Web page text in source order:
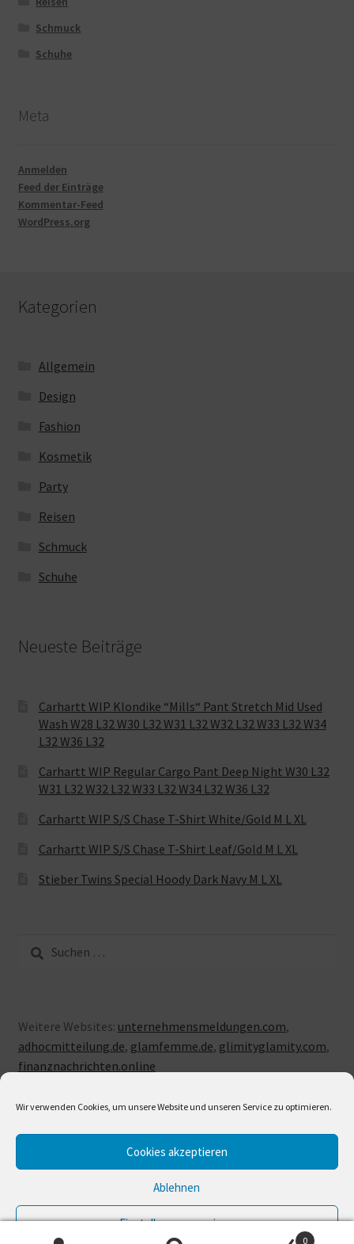
Wir verwenden Cookies, um unsere Website und unseren Service zu optimieren.
Cookies akzeptieren
Ablehnen
Einstellungen anzeigen
Schmuck
Schuhe
Meta
Anmelden
Feed der Einträge
Kommentar-Feed
WordPress.org
Kategorien
Allgemein
Design
Fashion
Kosmetik
Party
Reisen
Schmuck
Schuhe
Neueste Beiträge
Carhartt WIP Klondike “Mills“ Pant Stretch Mid Used
Wash W28 L32 W30 L32 W31 L32 W32 L32 W33 L32 W34
L32 W36 L32
Carhartt WIP Regular Cargo Pant Deep Night W30 L32
W31 L32 W32 L32 W33 L32 W34 L32 W36 L32
Carhartt WIP S/S Chase T-Shirt White/Gold M L XL
Carhartt WIP S/S Chase T-Shirt Leaf/Gold M L XL
Stieber Twins Special Hoody Dark Navy M L XL
nach:
Weitere Websites: unternehmensmeldungen.com,
adhocmitteilung.de, glamfemme.de, glimityglamity.com,
finanznachrichten.online
© LUXUSLOVE 2026
Erstellt mit Storefront & WooCommerce
0